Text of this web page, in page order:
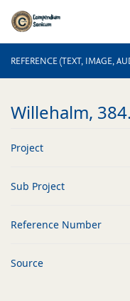
REFERENCE (TEXT, IMAGE,
REFERENCE
Willehalm,
Project
Sub Project
Reference Number
Source